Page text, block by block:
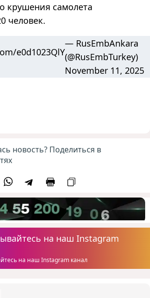
крушения самолета
человек.
e0d1023QlY
— RusEmbAnkara
(@RusEmbTurkey)
November 11, 2025
новость? Поделиться в
на наш Instagram
на наш Instagram канал